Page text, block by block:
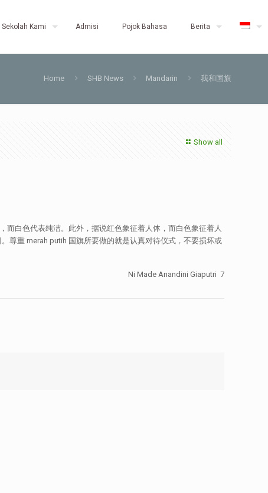
Sekolah Kami Admisi Pojok Bahasa Berita
Home SHB News Mandarin 我和国旗
Show all
而白色代表纯洁。此外，据说红色象征着人体，而白色象征着人
尊重 merah putih 国旗所要做的就是认真对待仪式，不要损坏或
Ni Made Anandini Giaputri 7